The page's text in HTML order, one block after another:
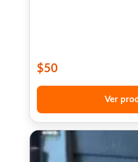
$50
Ver